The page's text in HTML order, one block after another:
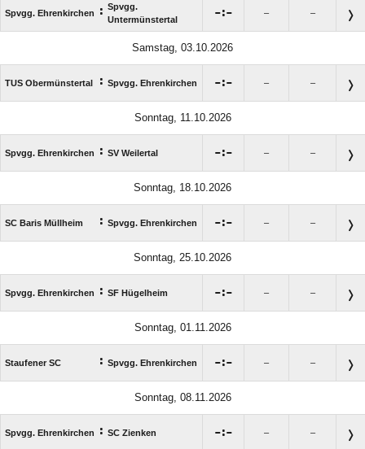
Spvgg. Ehrenkirchen : Spvgg.
Untermünstertal
: – –
Samstag, 03.10.2026
TUS Obermünstertal : Spvgg. Ehrenkirchen : – –
Sonntag, 11.10.2026
Spvgg. Ehrenkirchen : SV Weilertal : – –
Sonntag, 18.10.2026
SC Baris Müllheim : Spvgg. Ehrenkirchen : – –
Sonntag, 25.10.2026
Spvgg. Ehrenkirchen : SF Hügelheim : – –
Sonntag, 01.11.2026
Staufener SC : Spvgg. Ehrenkirchen : – –
Sonntag, 08.11.2026
Spvgg. Ehrenkirchen : SC Zienken : – –